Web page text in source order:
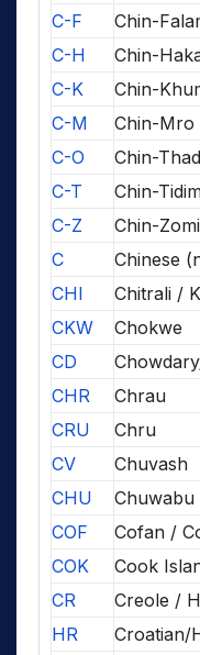
C-F
Chin-
C-H
Chin-
C-K
Chin-
C-M
Chin-Mro
C-O
Chin-
C-T
Chin-
C-Z
Chin-
C
Chinese
CHI
Chitrali /
CKW
Chokwe
CD
CHR
Chrau
CRU
Chru
CV
Chuvash
CHU
Chuwabu
COF
Cofan /
COK
Cook
CR
Creole /
HR
Croatian/